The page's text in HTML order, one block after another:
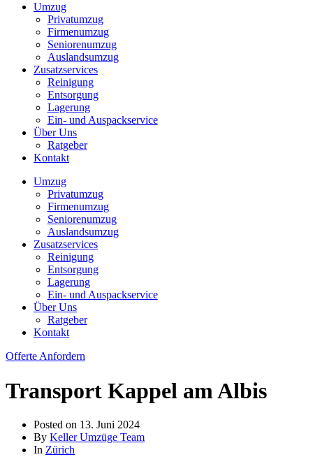
Umzug
Privatumzug
Firmenumzug
Seniorenumzug
Auslandsumzug
Zusatzservices
Reinigung
Entsorgung
Lagerung
Ein- und Auspackservice
Über Uns
Ratgeber
Kontakt
Umzug
Privatumzug
Firmenumzug
Seniorenumzug
Auslandsumzug
Zusatzservices
Reinigung
Entsorgung
Lagerung
Ein- und Auspackservice
Über Uns
Ratgeber
Kontakt
Offerte Anfordern
Transport Kappel am Albis
Posted on 13. Juni 2024
By Keller Umzüge Team
In Zürich